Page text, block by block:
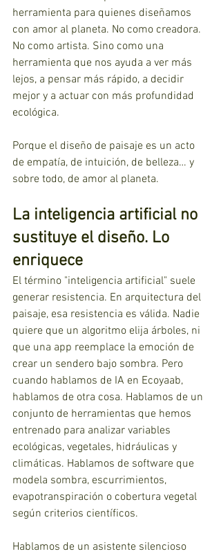
herramienta para quienes diseñamos
con amor al planeta. No como creadora.
No como artista. Sino como una
herramienta que nos ayuda a ver más
lejos, a pensar más rápido, a decidir
mejor y a actuar con más profundidad
ecológica.
Porque el diseño de paisaje es un acto
de empatía, de intuición, de belleza… y
sobre todo, de amor al planeta.
La inteligencia artificial no
sustituye el diseño. Lo
enriquece
El término "inteligencia artificial" suele
generar resistencia. En arquitectura del
paisaje, esa resistencia es válida. Nadie
quiere que un algoritmo elija árboles, ni
que una app reemplace la emoción de
crear un sendero bajo sombra. Pero
cuando hablamos de IA en Ecoyaab,
hablamos de otra cosa. Hablamos de un
conjunto de herramientas que hemos
entrenado para analizar variables
ecológicas, vegetales, hidráulicas y
climáticas. Hablamos de software que
modela sombra, escurrimientos,
evapotranspiración o cobertura vegetal
según criterios científicos.
Hablamos de un asistente silencioso